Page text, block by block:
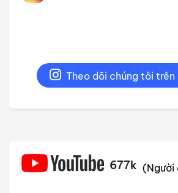
Theo dõi chúng tôi trên
677k (Người